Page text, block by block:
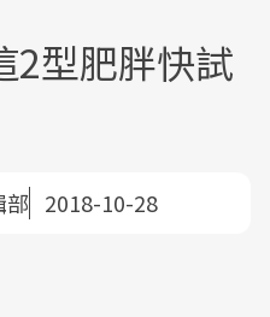
2型肥胖快試
部 2018-10-28